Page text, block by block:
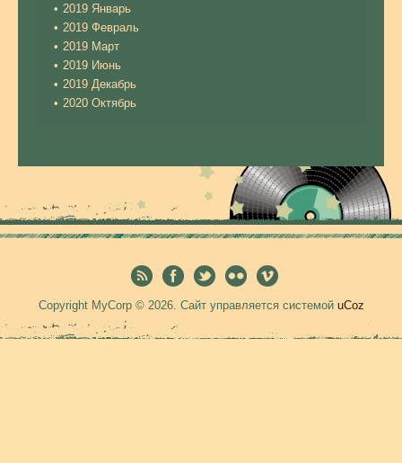
2019 Январь
2019 Февраль
2019 Март
2019 Июнь
2019 Декабрь
2020 Октябрь
Copyright MyCorp © 2026. Сайт управляется системой uCoz